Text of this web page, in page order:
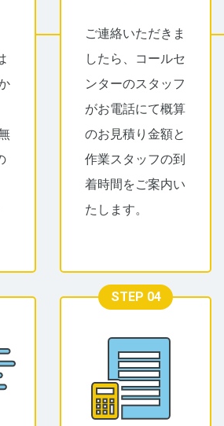
ご連絡いただきま
したら、コールセ
ンターのスタッフ
がお電話にて概算
のお見積り金額と
作業スタッフの到
着時間をご案内い
たします。
STEP 04